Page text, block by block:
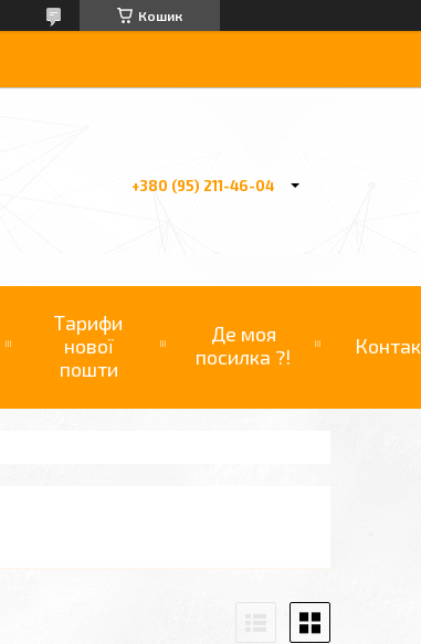
Кошик
+380 (95) 211-46-04
Тарифи
нової
пошти
Де моя
посилка ?!